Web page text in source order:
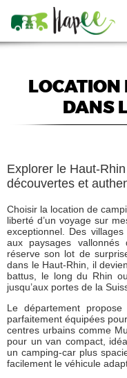
LOCATION
DANS
Explorer le Haut-
découvertes et
Choisir la location de
liberté d’un voyage sur
exceptionnel. Des
aux paysages
réserve son lot de
dans le Haut-Rhin, il
battus, le long du Rhin
jusqu’aux portes de la
Le département
parfaitement équipées
centres urbains comme
pour un van compact,
un camping-car plus
facilement le véhicule